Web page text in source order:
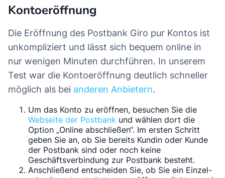
Kontoeröffnung
Die Eröffnung des Postbank Giro pur Kontos ist
unkompliziert und lässt sich bequem online in
nur wenigen Minuten durchführen. In unserem
Test war die Kontoeröffnung deutlich schneller
möglich als bei anderen Anbietern.
Um das Konto zu eröffnen, besuchen Sie die
Webseite der Postbank und wählen dort die
Option „Online abschließen“. Im ersten Schritt
geben Sie an, ob Sie bereits Kundin oder Kunde
der Postbank sind oder noch keine
Geschäftsverbindung zur Postbank besteht.
Anschließend entscheiden Sie, ob Sie ein Einzel-